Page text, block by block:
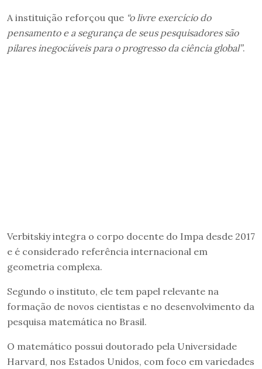
A instituição reforçou que “o livre exercício do
pensamento e a segurança de seus pesquisadores são
pilares inegociáveis para o progresso da ciência global”.
Verbitskiy integra o corpo docente do Impa desde 2017
e é considerado referência internacional em
geometria complexa.
Segundo o instituto, ele tem papel relevante na
formação de novos cientistas e no desenvolvimento da
pesquisa matemática no Brasil.
O matemático possui doutorado pela Universidade
Harvard, nos Estados Unidos, com foco em variedades